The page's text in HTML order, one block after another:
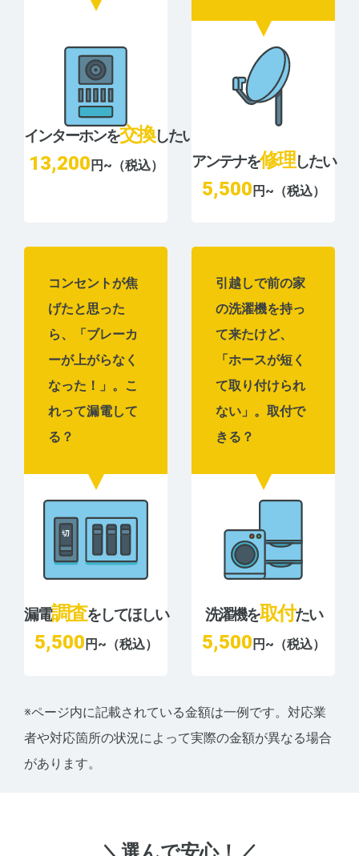
インターホンを交換したい
13,200 円~（税込） アンテナを修理したい
5,500 円~（税込）
コンセントが焦
げたと思った
ら、「ブレーカ
ーが上がらなく
なった！」。こ
れって漏電して
る？
漏電調査をしてほしい
5,500 円~（税込）
引越しで前の家
の洗濯機を持っ
て来たけど、
「ホースが短く
て取り付けられ
ない」。取付で
きる？
洗濯機を取付たい
5,500 円~（税込）
※ページ内に記載されている金額は一例です。対応業
者や対応箇所の状況によって実際の金額が異なる場合
があります。